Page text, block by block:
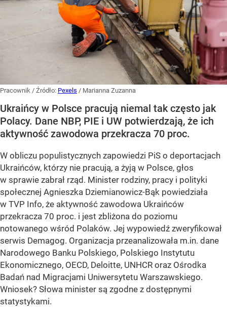
Pracownik / Źródło: Pexels / Marianna Zuzanna
Ukraińcy w Polsce pracują niemal tak często jak
Polacy. Dane NBP, PIE i UW potwierdzają, że ich
aktywność zawodowa przekracza 70 proc.
W obliczu populistycznych zapowiedzi PiS o deportacjach
Ukraińców, którzy nie pracują, a żyją w Polsce, głos
w sprawie zabrał rząd. Minister rodziny, pracy i polityki
społecznej Agnieszka Dziemianowicz-Bąk powiedziała
w TVP Info, że aktywność zawodowa Ukraińców
przekracza 70 proc. i jest zbliżona do poziomu
notowanego wśród Polaków. Jej wypowiedź zweryfikował
serwis Demagog. Organizacja przeanalizowała m.in. dane
Narodowego Banku Polskiego, Polskiego Instytutu
Ekonomicznego, OECD, Deloitte, UNHCR oraz Ośrodka
Badań nad Migracjami Uniwersytetu Warszawskiego.
Wniosek? Słowa minister są zgodne z dostępnymi
statystykami.